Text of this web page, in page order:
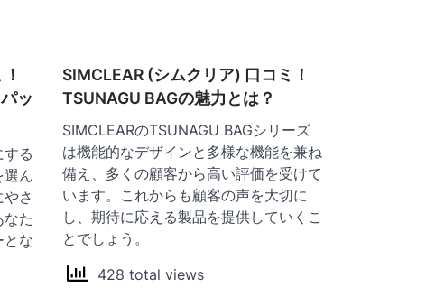
ッ
る
選ん
さ
た
とな
SIMCLEAR (シムクリア) 口コミ！
TSUNAGU BAGの魅力とは？
SIMCLEARのTSUNAGU BAGシリーズ
は機能的なデザインと多様な機能を兼ね
備え、多くの顧客から高い評価を受けて
います。これからも顧客の声を大切に
し、期待に応える製品を提供していくこ
とでしょう。
428 total views